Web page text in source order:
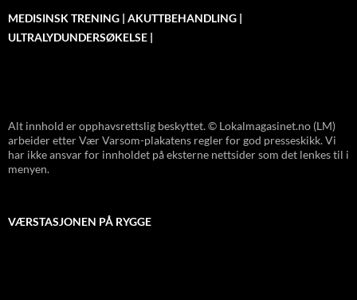
MEDISINSK TRENING | AKUTTBEHANDLING |
ULTRALYDUNDERSØKELSE |
Alt innhold er opphavsrettslig beskyttet. © Lokalmagasinet.no (LM)
arbeider etter Vær Varsom-plakatens regler for god presseskikk. Vi
har ikke ansvar for innholdet på eksterne nettsider som det lenkes til i
menyen.
VÆRSTASJONEN PÅ RYGGE